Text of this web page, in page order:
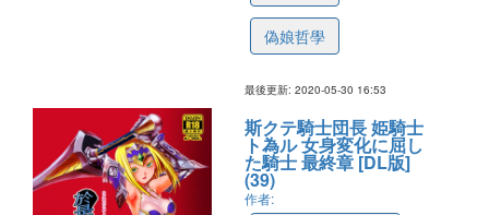
偽娘哲學
最後更新: 2020-05-30 16:53
斯クテ騎士団長 姫騎士
ト為ル 女身変化に屈し
た騎士 最終章 [DL版]
(39)
作者: